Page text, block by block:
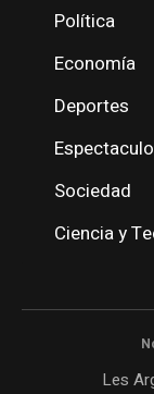
Política
Economía
Deportes
Sociedad
Ciencia y
Les